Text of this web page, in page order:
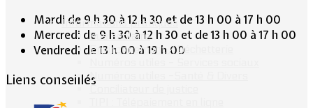
Informations pratiques
Bus scolaire
Environnement / Déchetterie
Numéros utiles -Santé & Divers
Conciliateur de justice
Mardi de 9 h 30 à 12 h 30 et de 13 h 00 à 17 h 00
Mercredi de 9 h 30 à 12 h 30 et de 13 h 00 à 17 h 00
Vendredi de 13 h 00 à 19 h 00
Liens conseillés